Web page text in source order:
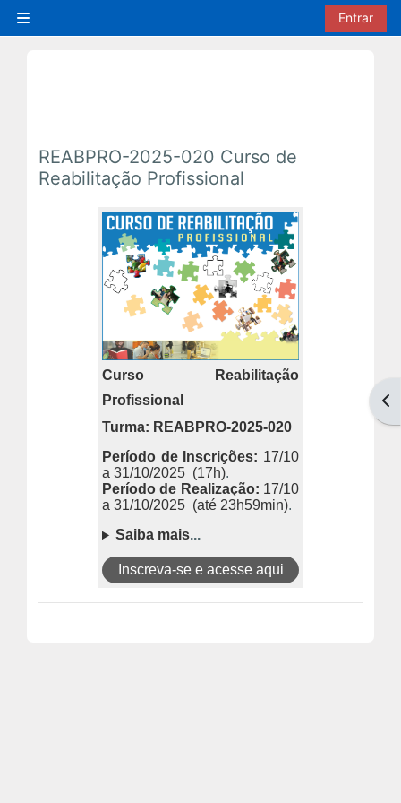
Painel lateral
Entrar
REABPRO-2025-020 Curso de
Reabilitação Profissional
Curso
Reabilitação
Profissional
Turma: REABPRO-2025-020
Período de Inscrições: 17/10
a 31/10/2025 (17h).
Período de Realização: 17/10
a 31/10/2025 (até 23h59min).
Saiba mais...
Inscreva-se e acesse aqui